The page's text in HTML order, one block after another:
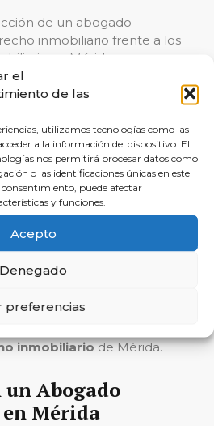
el
de las
utilizamos tecnologías como las
a la información del dispositivo. El
nos permitirá procesar datos como
o las identificaciones únicas en este
puede afectar
y funciones.
Acepto
Denegado
preferencias
de un abogado
inmobiliario frente a los
en Mérida es una
seguridad, profundidad
contingencias. Reclamalia se
en esta travesía,
a escucharte, orientarte y
inmobiliaria que
tu inversión y futuro al
y protección legal que
ofrecerte.
a Reclamalia para una
cómo podemos ayudarte a
más para asegurar tus
inmobiliariode Mérida.
Abogado
Mérida